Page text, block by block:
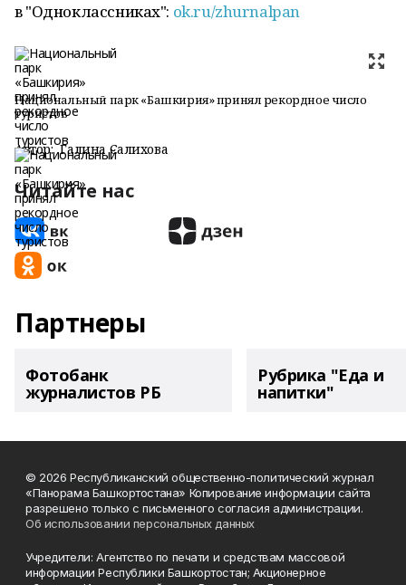
в "Одноклассниках": ok.ru/zhurnalpan
Национальный парк «Башкирия» принял рекордное число
туристов
Автор: Галина Салихова
Читайте нас
Партнеры
Фотобанк
журналистов РБ
Рубрика "Еда и
напитки"
© 2026 Республиканский общественно-политический журнал
«Панорама Башкортостана» Копирование информации сайта
разрешено только с письменного согласия администрации.
Об использовании персональных данных
Учредители: Агентство по печати и средствам массовой
информации Республики Башкортостан; Акционерное